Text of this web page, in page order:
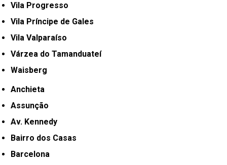
Vila Progresso
Vila Príncipe de Gales
Vila Valparaíso
Várzea do Tamanduateí
Waisberg
Anchieta
Assunção
Av. Kennedy
Bairro dos Casas
Barcelona